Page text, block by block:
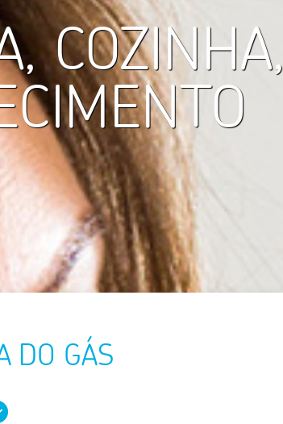
COZINHA,
DO GÁS